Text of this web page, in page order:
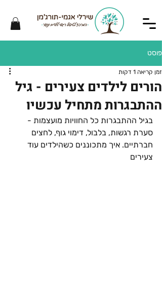
פוסט
הורים לילדים צעירים - גיל
ההתבגרות מתחיל עכשיו
זמן קריאה 1 דקות
בגיל ההתבגרות כל החוויות מועצמות -
סערת רגשות, בלבול, דימוי גוף, לחצים
חברתיים. איך מתכוננים כשהילדים עוד
צעירים